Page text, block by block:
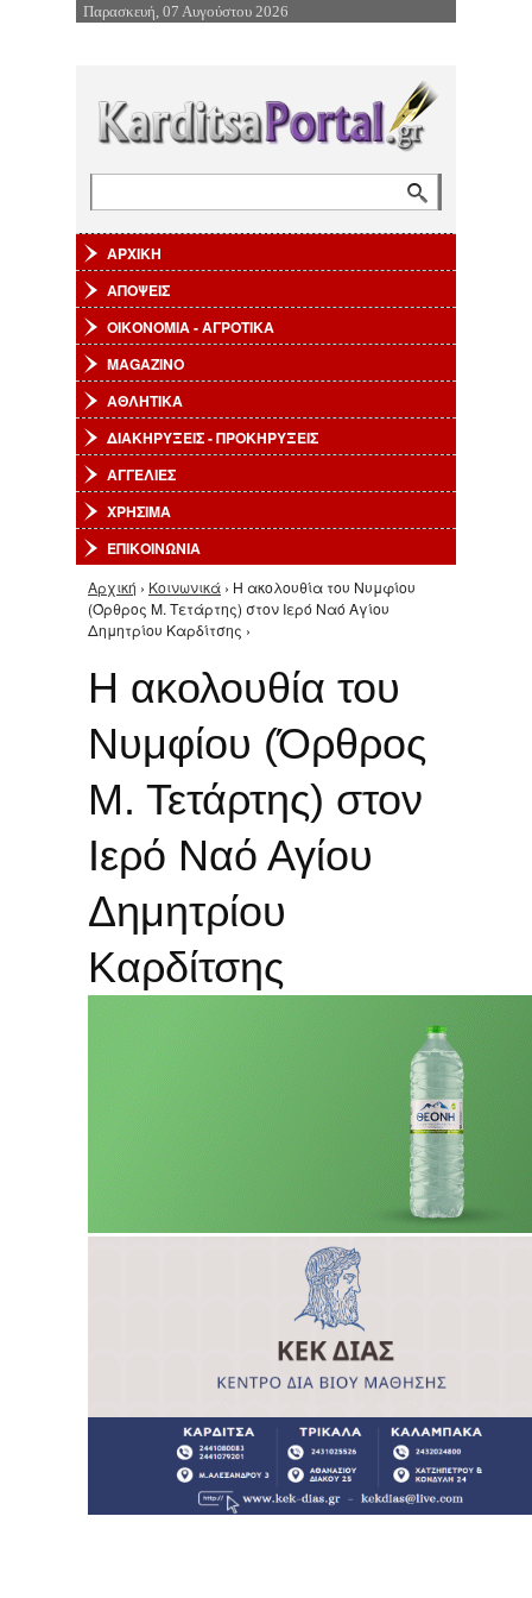
Επιστροφή στην Πλοήγηση
Παρασκευή, 07 Αυγούστου 2026
ΑΡΧΙΚΗ
ΑΠΟΨΕΙΣ
ΟΙΚΟΝΟΜΙΑ - ΑΓΡΟΤΙΚΑ
MAGAZINO
ΑΘΛΗΤΙΚΑ
ΔΙΑΚΗΡΥΞΕΙΣ - ΠΡΟΚΗΡΥΞΕΙΣ
ΑΓΓΕΛΙΕΣ
ΧΡΗΣΙΜΑ
ΕΠΙΚΟΙΝΩΝΙΑ
Είστε εδώ
Αρχική › Κοινωνικά › Η ακολουθία του Νυμφίου
(Όρθρος Μ. Τετάρτης) στον Ιερό Ναό Αγίου
Δημητρίου Καρδίτσης ›
Η ακολουθία του
Νυμφίου (Όρθρος
Μ. Τετάρτης) στον
Ιερό Ναό Αγίου
Δημητρίου
Καρδίτσης